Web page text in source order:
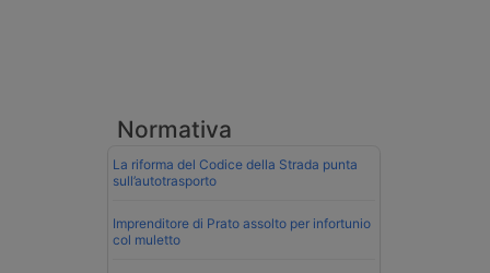
Normativa
La riforma del Codice della Strada punta
sull’autotrasporto
Imprenditore di Prato assolto per infortunio
col muletto